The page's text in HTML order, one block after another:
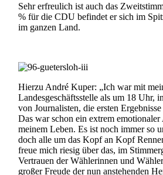
Sehr erfreulich ist auch das
% für die CDU befindet er sich im
im ganzen Land.
Hierzu André Kuper: „Ich war mit
Landesgeschäftsstelle als um 18 Uhr,
von Journalisten, die ersten
Das war schon ein extrem
meinem Leben. Es ist noch immer so
doch alle um das Kopf an Kopf
freue mich riesig über das, im
Vertrauen der Wählerinnen und
großer Freude der nun anstehenden